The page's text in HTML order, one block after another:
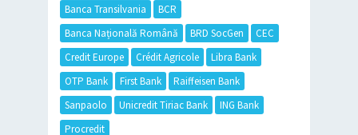
Banca Transilvania
BCR
Banca Națională Română
BRD SocGen
CEC
Credit Europe
Crédit Agricole
Libra Bank
OTP Bank
First Bank
Raiffeisen Bank
Sanpaolo
Unicredit Tiriac Bank
ING Bank
Procredit